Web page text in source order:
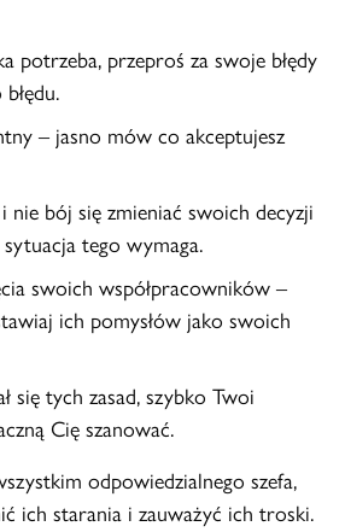
potrzeba, przeproś za swoje błędy
– jasno mów co akceptujesz
nie bój się zmieniać swoich decyzji
tego wymaga.
swoich współpracowników –
ich pomysłów jako swoich
się tych zasad, szybko Twoi
Cię szanować.
odpowiedzialnego szefa,
ich starania i zauważyć ich troski.